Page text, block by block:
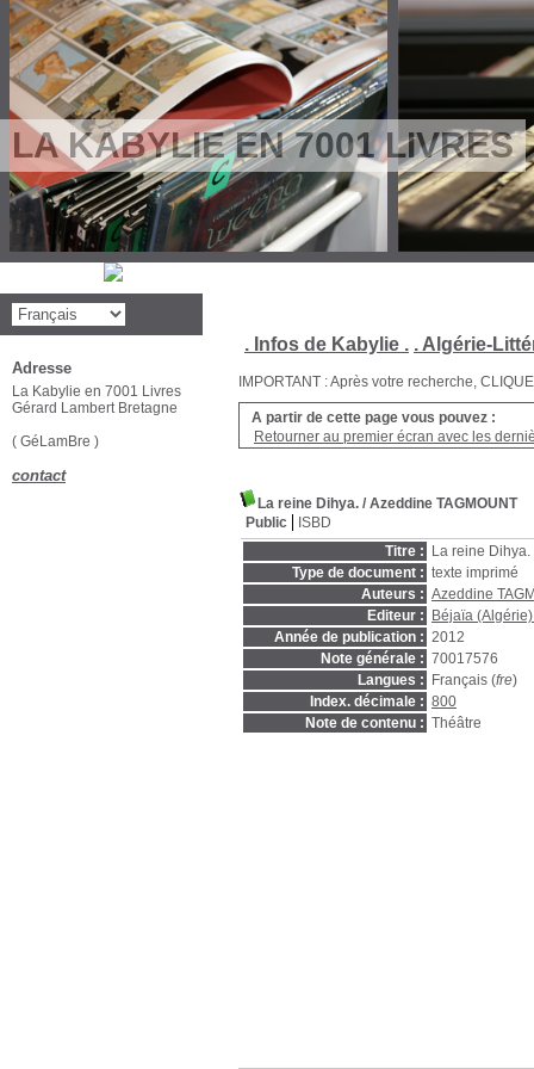
LA KABYLIE EN 7001 LIVRES
. Infos de Kabylie . . Algérie-
IMPORTANT : Après votre recherche,
A partir de cette page vous pouvez :
Retourner au premier écran avec les
La reine Dihya. / Azeddine TAGMOUNT
Public
ISBD
Titre :
La reine
Type de document : texte imprimé
Auteurs : Azeddine
Editeur :
Béjaïa
Année de publication : 2012
Note générale : 70017576
Langues :
Français (fre)
Index. décimale : 800
Note de contenu : Théâtre
Adresse
La Kabylie en 7001 Livres
Gérard Lambert Bretagne
( GéLamBre )
contact